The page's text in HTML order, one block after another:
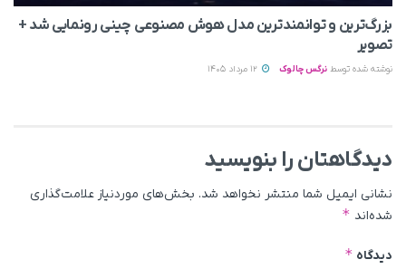
بزرگ‌ترین و توانمندترین مدل هوش مصنوعی چینی رونمایی شد +
تصویر
نوشته شده توسط نرگس چالوک
دیدگاهتان را بنویسید
نشانی ایمیل شما منتشر نخواهد شد. بخش‌های موردنیاز علامت‌گذاری
شده‌اند *
دیدگاه *